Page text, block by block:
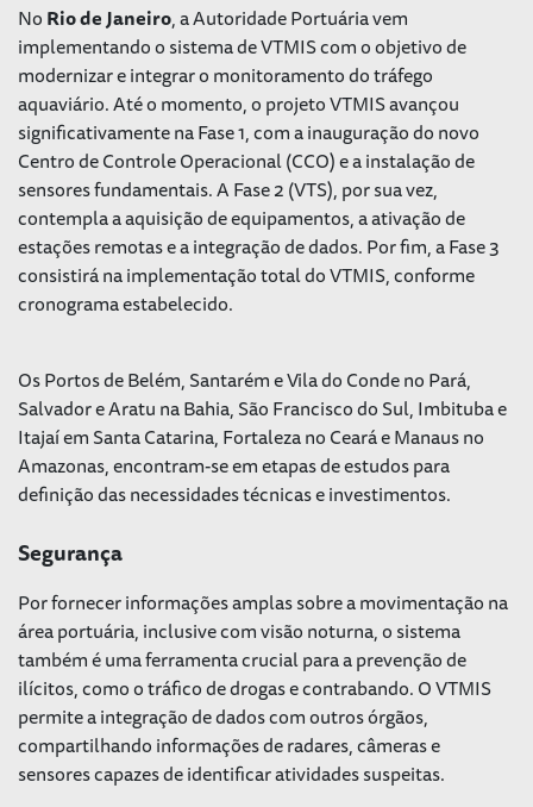
NoRio de Janeiro, a Autoridade Portuária vem
implementando o sistema de VTMIS com o objetivo de
modernizar e integrar o monitoramento do tráfego
aquaviário. Até o momento, o projeto VTMIS avançou
significativamente na Fase 1, com a inauguração do novo
Centro de Controle Operacional (CCO) e a instalação de
sensores fundamentais. A Fase 2 (VTS), por sua vez,
contempla a aquisição de equipamentos, a ativação de
estações remotas e a integração de dados. Por fim, a Fase 3
consistirá na implementação total do VTMIS, conforme
cronograma estabelecido.
Os Portos de Belém, Santarém e Vila do Conde no Pará,
Salvador e Aratu na Bahia, São Francisco do Sul, Imbituba e
Itajaí em Santa Catarina, Fortaleza no Ceará e Manaus no
Amazonas, encontram-se em etapas de estudos para
definição das necessidades técnicas e investimentos.
Segurança
Por fornecer informações amplas sobre a movimentação na
área portuária, inclusive com visão noturna, o sistema
também é uma ferramenta crucial para a prevenção de
ilícitos, como o tráfico de drogas e contrabando. O VTMIS
permite a integração de dados com outros órgãos,
compartilhando informações de radares, câmeras e
sensores capazes de identificar atividades suspeitas.